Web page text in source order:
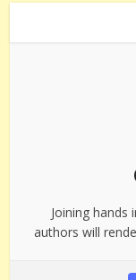
Joining
authors will